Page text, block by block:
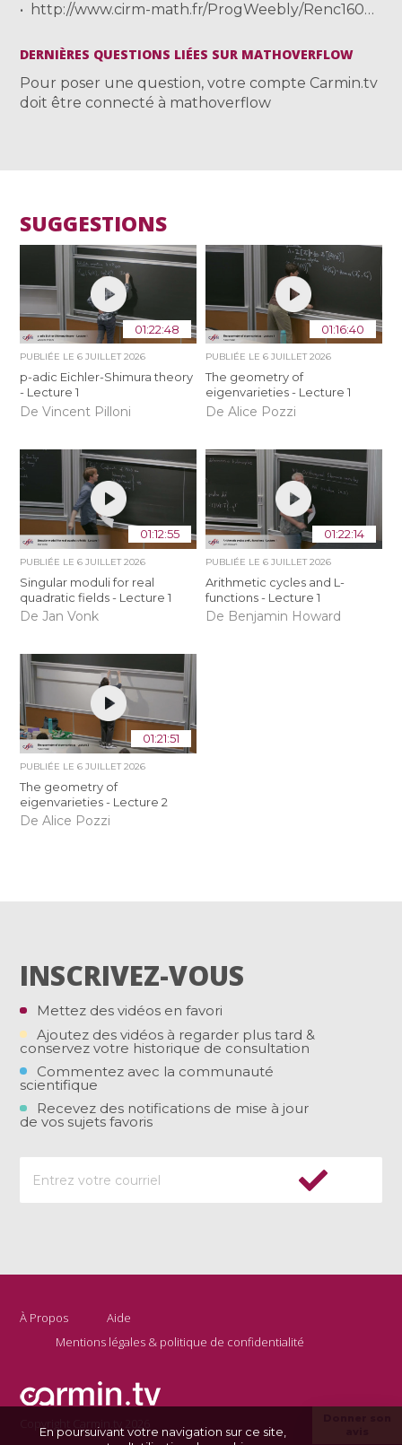
http://www.cirm-math.fr/ProgWeebly/Renc1608/achter.pdf
DERNIÈRES QUESTIONS LIÉES SUR MATHOVERFLOW
Pour poser une question, votre compte Carmin.tv
doit être connecté à mathoverflow
SUGGESTIONS
01:22:48
PUBLIÉE LE6 JUILLET 2026
p-adic Eichler-Shimura theory
- Lecture 1
De Vincent Pilloni
01:16:40
PUBLIÉE LE 6 JUILLET 2026
The geometry of
eigenvarieties - Lecture 1
De Alice Pozzi
01:12:55
PUBLIÉE LE6 JUILLET 2026
Singular moduli for real
quadratic fields - Lecture 1
De Jan Vonk
01:22:14
PUBLIÉE LE 6 JUILLET 2026
Arithmetic cycles and L-
functions - Lecture 1
De Benjamin Howard
01:21:51
PUBLIÉE LE6 JUILLET 2026
The geometry of
eigenvarieties - Lecture 2
De Alice Pozzi
INSCRIVEZ-VOUS
Mettez des vidéos en favori
Ajoutez des vidéos à regarder plus tard &
conservez votre historique de consultation
Commentez avec la communauté
scientifique
Recevez des notifications de mise à jour
de vos sujets favoris
À Propos
Aide
Mentions légales & politique de confidentialité
En poursuivant votre navigation sur ce site,